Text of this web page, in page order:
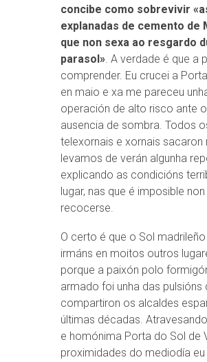
concibe como sobrevivir
explanadas de cemento de
que non sexa ao resgardo
parasol». A verdade é que a
comprender. Eu crucei a
en maio e xa me pareceu
operación de alto risco ante
ausencia de sombra. Todos
telexornais e xornais sacaron
levamos de verán algunha
explicando as condicións
lugar, nas que é imposible non
recocerse.
O certo é que o Sol
irmáns en moitos outros
porque a paixón polo
armado foi unha das pulsións
compartiron os alcaldes
últimas décadas.
e homónima Porta do Sol de
proximidades do mediodía